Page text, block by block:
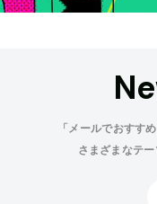
「メールでおすす
さまざまなテ